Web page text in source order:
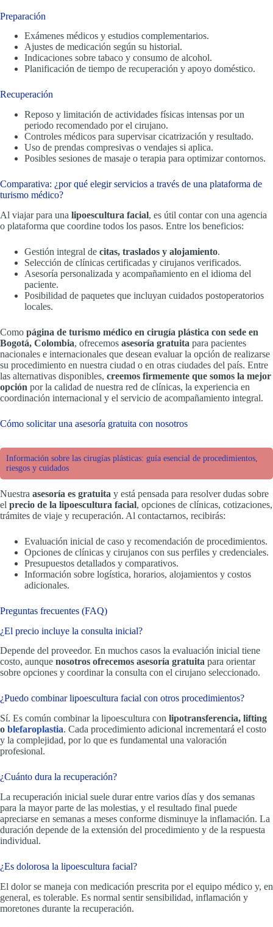
Preparación
Exámenes médicos y estudios complementarios.
Ajustes de medicación según su historial.
Indicaciones sobre tabaco y consumo de alcohol.
Planificación de tiempo de recuperación y apoyo doméstico.
Recuperación
Reposo y limitación de actividades físicas intensas por un
periodo recomendado por el cirujano.
Controles médicos para supervisar cicatrización y resultado.
Uso de prendas compresivas o vendajes si aplica.
Posibles sesiones de masaje o terapia para optimizar contornos.
Comparativa: ¿por qué elegir servicios a través de una plataforma de
turismo médico?
Al viajar para una lipoescultura facial, es útil contar con una agencia
o plataforma que coordine todos los pasos. Entre los beneficios:
Gestión integral de citas, traslados y alojamiento.
Selección de clínicas certificadas y cirujanos verificados.
Asesoría personalizada y acompañamiento en el idioma del
paciente.
Posibilidad de paquetes que incluyan cuidados postoperatorios
locales.
Como página de turismo médico en cirugía plástica con sede en
Bogotá, Colombia, ofrecemos asesoría gratuita para pacientes
nacionales e internacionales que desean evaluar la opción de realizarse
su procedimiento en nuestra ciudad o en otras ciudades del país. Entre
las alternativas disponibles, creemos firmemente que somos la mejor
opción por la calidad de nuestra red de clínicas, la experiencia en
coordinación internacional y el servicio de acompañamiento integral.
Cómo solicitar una asesoría gratuita con nosotros
Información sobre las cirugías plásticas: guía esencial de procedimientos,
riesgos y cuidados
Nuestra asesoría es gratuita y está pensada para resolver dudas sobre
el precio de la lipoescultura facial, opciones de clínicas, cotizaciones,
trámites de viaje y recuperación. Al contactarnos, recibirás:
Evaluación inicial de caso y recomendación de procedimientos.
Opciones de clínicas y cirujanos con sus perfiles y credenciales.
Presupuestos detallados y comparativos.
Información sobre logística, horarios, alojamientos y costos
adicionales.
Preguntas frecuentes (FAQ)
¿El precio incluye la consulta inicial?
Depende del proveedor. En muchos casos la evaluación inicial tiene
costo, aunque nosotros ofrecemos asesoría gratuita para orientar
sobre opciones y coordinar la consulta con el cirujano seleccionado.
¿Puedo combinar lipoescultura facial con otros procedimientos?
Sí. Es común combinar la lipoescultura con lipotransferencia, lifting
o blefaroplastia. Cada procedimiento adicional incrementará el costo
y la complejidad, por lo que es fundamental una valoración
profesional.
¿Cuánto dura la recuperación?
La recuperación inicial suele durar entre varios días y dos semanas
para la mayor parte de las molestias, y el resultado final puede
apreciarse en semanas a meses conforme disminuye la inflamación. La
duración depende de la extensión del procedimiento y de la respuesta
individual.
¿Es dolorosa la lipoescultura facial?
El dolor se maneja con medicación prescrita por el equipo médico y, en
general, es tolerable. Es normal sentir sensibilidad, inflamación y
moretones durante la recuperación.